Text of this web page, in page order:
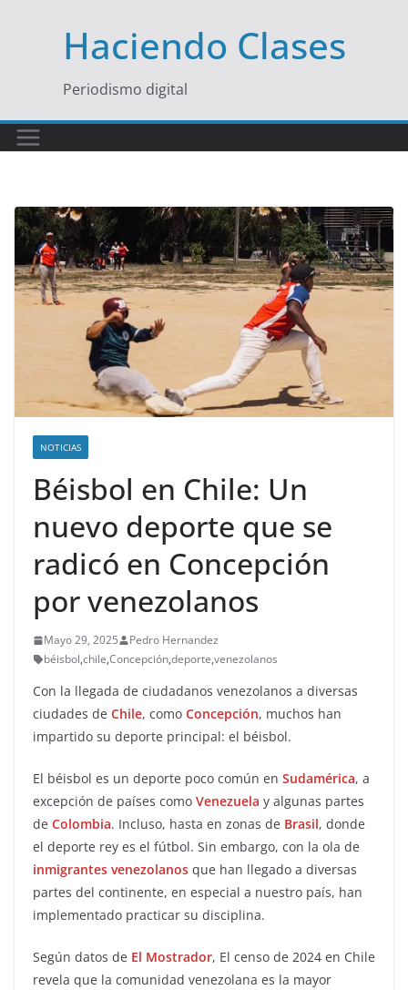
contenidoHaciendo Clases
Periodismo digital
NOTICIAS
Béisbol en Chile: Un
nuevo deporte que se
radicó en Concepción
por venezolanos
Mayo 29, 2025
Pedro Hernandez
béisbol,chile,Concepción,deporte,venezolanos
Con la llegada de ciudadanos venezolanos a diversas
ciudades de Chile, como Concepción, muchos han
impartido su deporte principal: el béisbol.
El béisbol es un deporte poco común en Sudamérica, a
excepción de países como Venezuela y algunas partes
de Colombia. Incluso, hasta en zonas de Brasil, donde
el deporte rey es el fútbol. Sin embargo, con la ola de
inmigrantes venezolanos que han llegado a diversas
partes del continente, en especial a nuestro país, han
implementado practicar su disciplina.
Según datos de El Mostrador, El censo de 2024 en Chile
revela que la comunidad venezolana es la mayor